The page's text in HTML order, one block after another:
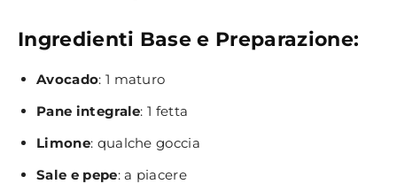
Ingredienti Base e Preparazione:
Avocado: 1 maturo
Pane integrale: 1 fetta
Limone: qualche goccia
Sale e pepe: a piacere